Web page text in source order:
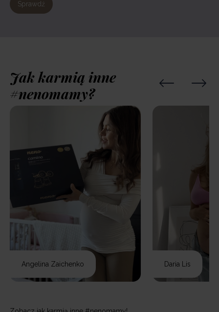
Sprawdź
Jak karmią inne
#nenomamy?
Angelina Zaichenko Daria Lis